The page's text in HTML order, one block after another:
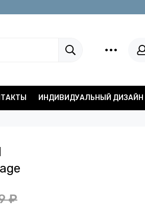
ИНДИВИДУАЛЬНЫЙ ДИЗАЙН
₽